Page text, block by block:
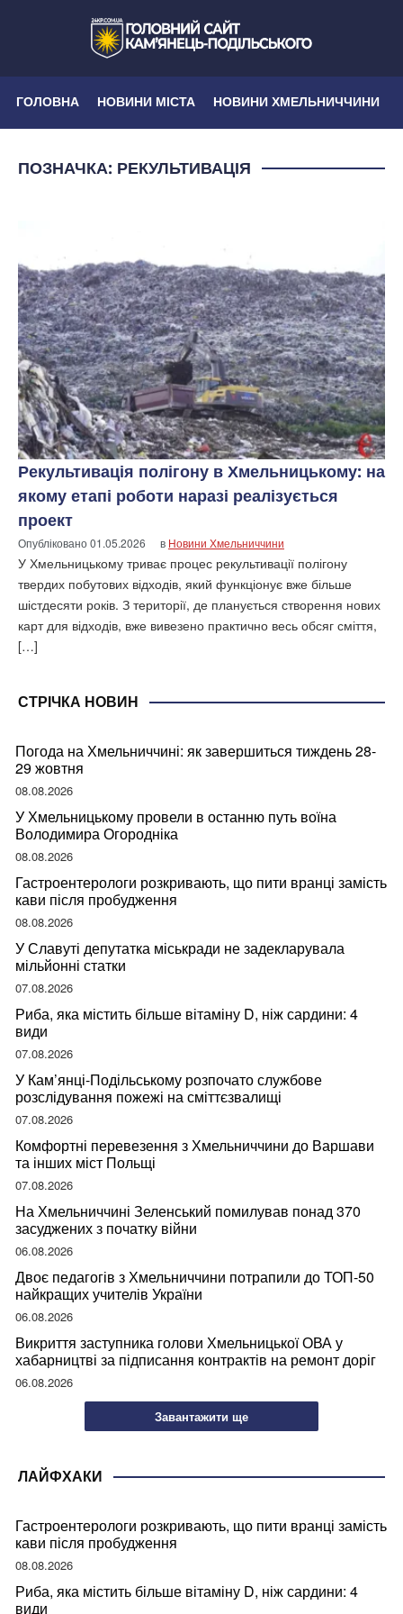
ГОЛОВНА НОВИНИ МІСТА НОВИНИ ХМЕЛЬНИЧЧИНИ
ПОЗНАЧКА: РЕКУЛЬТИВАЦІЯ
Рекультивація полігону в Хмельницькому: на
якому етапі роботи наразі реалізується
проект
Опубліковано01.05.2026 в Новини Хмельниччини
У Хмельницькому триває процес рекультивації полігону
твердих побутових відходів, який функціонує вже більше
шістдесяти років. З території, де планується створення нових
карт для відходів, вже вивезено практично весь обсяг сміття,
[…]
СТРІЧКА НОВИН
Погода на Хмельниччині: як завершиться тиждень 28-
29 жовтня
08.08.2026
У Хмельницькому провели в останню путь воїна
Володимира Огородніка
08.08.2026
Гастроентерологи розкривають, що пити вранці замість
кави після пробудження
08.08.2026
У Славуті депутатка міськради не задекларувала
мільйонні статки
07.08.2026
Риба, яка містить більше вітаміну D, ніж сардини: 4
види
07.08.2026
У Кам’янці-Подільському розпочато службове
розслідування пожежі на сміттєзвалищі
07.08.2026
Комфортні перевезення з Хмельниччини до Варшави
та інших міст Польщі
07.08.2026
На Хмельниччині Зеленський помилував понад 370
засуджених з початку війни
06.08.2026
Двоє педагогів з Хмельниччини потрапили до ТОП-50
найкращих учителів України
06.08.2026
Викриття заступника голови Хмельницької ОВА у
хабарництві за підписання контрактів на ремонт доріг
06.08.2026
Завантажити ще
ЛАЙФХАКИ
Гастроентерологи розкривають, що пити вранці замість
кави після пробудження
08.08.2026
Риба, яка містить більше вітаміну D, ніж сардини: 4
види